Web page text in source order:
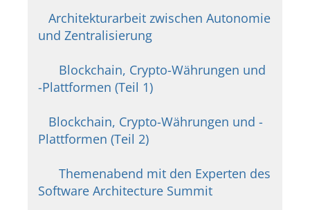
Architekturarbeit zwischen Autonomie
und Zentralisierung
Blockchain, Crypto-Währungen und
-Plattformen (Teil 1)
Blockchain, Crypto-Währungen und -
Plattformen (Teil 2)
Themenabend mit den Experten des
Software Architecture Summit